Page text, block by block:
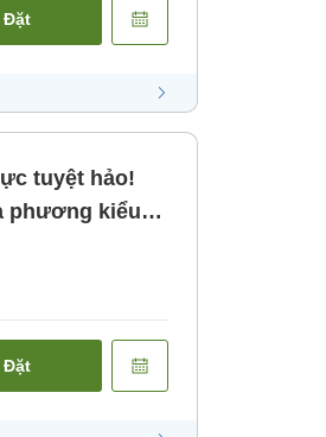
Đặt
tuyệt hảo!
phương kiểu
Đặt